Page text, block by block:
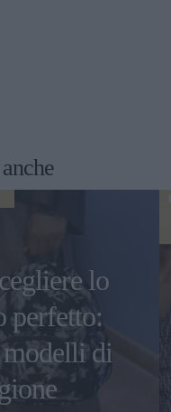
lo
perfetto:
di